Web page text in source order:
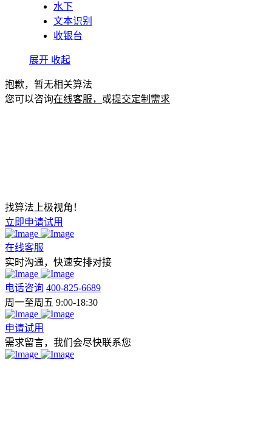
水下
文本识别
收银台
展开 收起
抱歉，暂无相关算法
您可以咨询在线客服， 或提交定制需求
找算法上极视角！
立即申请试用
在线客服
实时沟通，快速安排对接
电话咨询 400-825-6689
周一至周五 9:00-18:30
申请试用
需求留言，我们会尽快联系您